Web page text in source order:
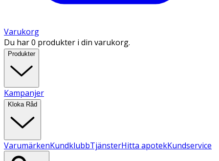
Varukorg
Du har 0 produkter i din varukorg.
Produkter
Kampanjer
Kloka Råd
VarumärkenKundklubbTjänsterHitta apotekKundservice